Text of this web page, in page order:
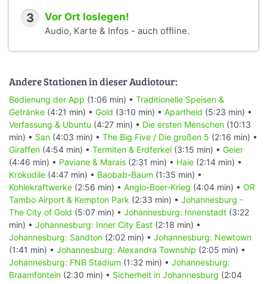
3 Vor Ort loslegen!
Audio, Karte & Infos - auch offline.
Andere Stationen in dieser Audiotour:
Bedienung der App (1:06 min) • Traditionelle Speisen &
Getränke (4:21 min) • Gold (3:10 min) • Apartheid (5:23 min) •
Verfassung & Ubuntu (4:27 min) • Die ersten Menschen (10:13
min) • San (4:03 min) • The Big Five / Die großen 5 (2:16 min) •
Giraffen (4:54 min) • Termiten & Erdferkel (3:15 min) • Geier
(4:46 min) • Paviane & Marais (2:31 min) • Haie (2:14 min) •
Krokodile (4:47 min) • Baobab-Baum (1:35 min) •
Kohlekraftwerke (2:56 min) • Anglo-Boer-Krieg (4:04 min) • OR
Tambo Airport & Kempton Park (2:33 min) • Johannesburg -
The City of Gold (5:07 min) • Johannesburg: Innenstadt (3:22
min) • Johannesburg: Inner City East (2:18 min) •
Johannesburg: Sandton (2:02 min) • Johannesburg: Newtown
(1:41 min) • Johannesburg: Alexandra Township (2:05 min) •
Johannesburg: FNB Stadium (1:32 min) • Johannesburg:
Braamfontein (2:30 min) • Sicherheit in Johannesburg (2:04